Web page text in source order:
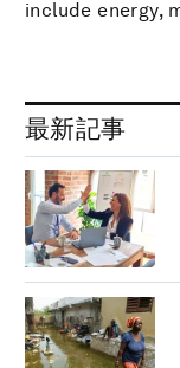
include energy,
最新記事